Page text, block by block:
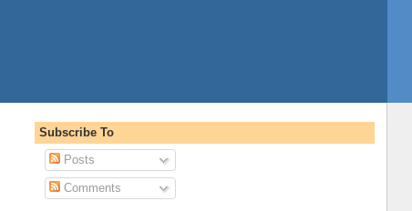
Subscribe To
Posts
Comments